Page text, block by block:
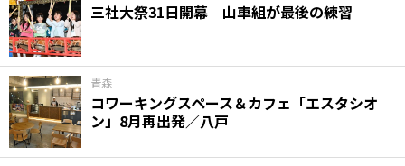
三社大祭31日開幕 山車組が最後の練習
青森
コワーキングスペース＆カフェ「エスタシオ
ン」8月再出発／八戸